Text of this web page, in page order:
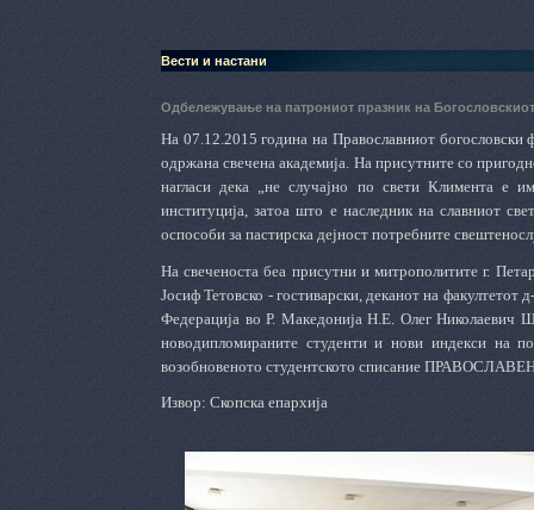
Вести и настани
Одбележување на патрониот празник на
На 07.12.2015 година на Православниот
одржана свечена академија. На присутните со
нагласи дека „не случајно по свети Климента е
институција, затоа што е наследник на славниот
оспособи за пастирска дејност потребните
На свеченоста беа присутни и митрополитите г.
Јосиф Тетовско - гостиварски, деканот на
Федерација во Р. Македонија Н.Е. Олег Николаевич
новодипломираните студенти и нови индекси на
возобновеното студентското списание
Извор: Скопска епархија